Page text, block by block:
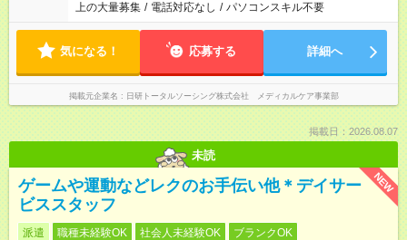
上の大量募集 / 電話対応なし / パソコンスキル不要
気になる！ 応募する 詳細へ
掲載元企業名 日研トータルソーシング株式会社 メディカルケア事業部
掲載日：2026.08.07
未読
NEW
ゲームや運動などレクのお手伝い他＊デイサー
ビススタッフ
派遣 職種未経験OK 社会人未経験OK
ブランクOK